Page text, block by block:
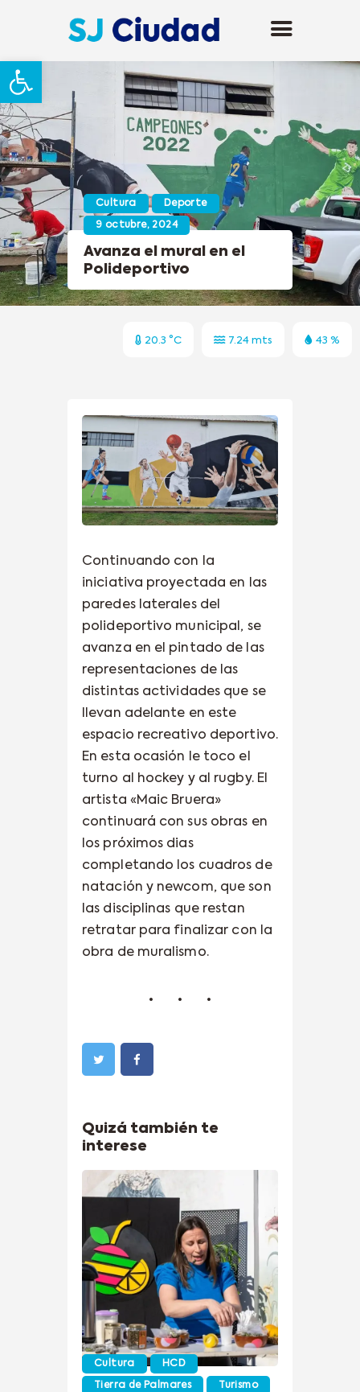
Abrir barra de herramientas
Cultura Deporte
9 octubre, 2024
Avanza el mural en el
Polideportivo
20.3 °C 7.24 mts 43 %
Continuando con la
iniciativa proyectada en las
paredes laterales del
polideportivo municipal, se
avanza en el pintado de las
representaciones de las
distintas actividades que se
llevan adelante en este
espacio recreativo deportivo.
En esta ocasión le toco el
turno al hockey y al rugby. El
artista «Maic Bruera»
continuará con sus obras en
los próximos dias
completando los cuadros de
natación y newcom, que son
las disciplinas que restan
retratar para finalizar con la
obra de muralismo.
Quizá también te
interese
Cultura HCD
Tierra de Palmares Turismo